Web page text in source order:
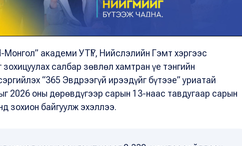
Монгол” академи УТҮГ, Нийслэлийн Гэмт хэргээс
салбар зөвлөл хамтран үе тэнгийн
“365 Эвдрээгүй ирээдүйг бүтээе” уриатай
2026 оны дөрөвдүгээр сарын 13-наас тавдугаар сарын
зохион байгуулж эхэллээ.